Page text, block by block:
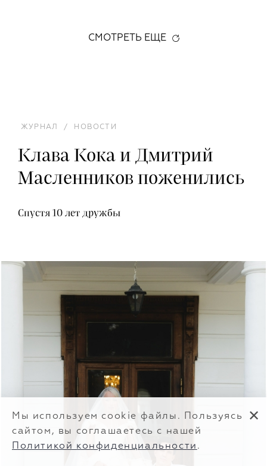
СМОТРЕТЬ ЕЩЕ
ЖУРНАЛ / НОВОСТИ
Клава Кока и Дмитрий
Масленников поженились
Спустя 10 лет дружбы
Мы используем cookie файлы. Пользуясь
сайтом, вы соглашаетесь с нашей
Политикой конфиденциальности .
✕